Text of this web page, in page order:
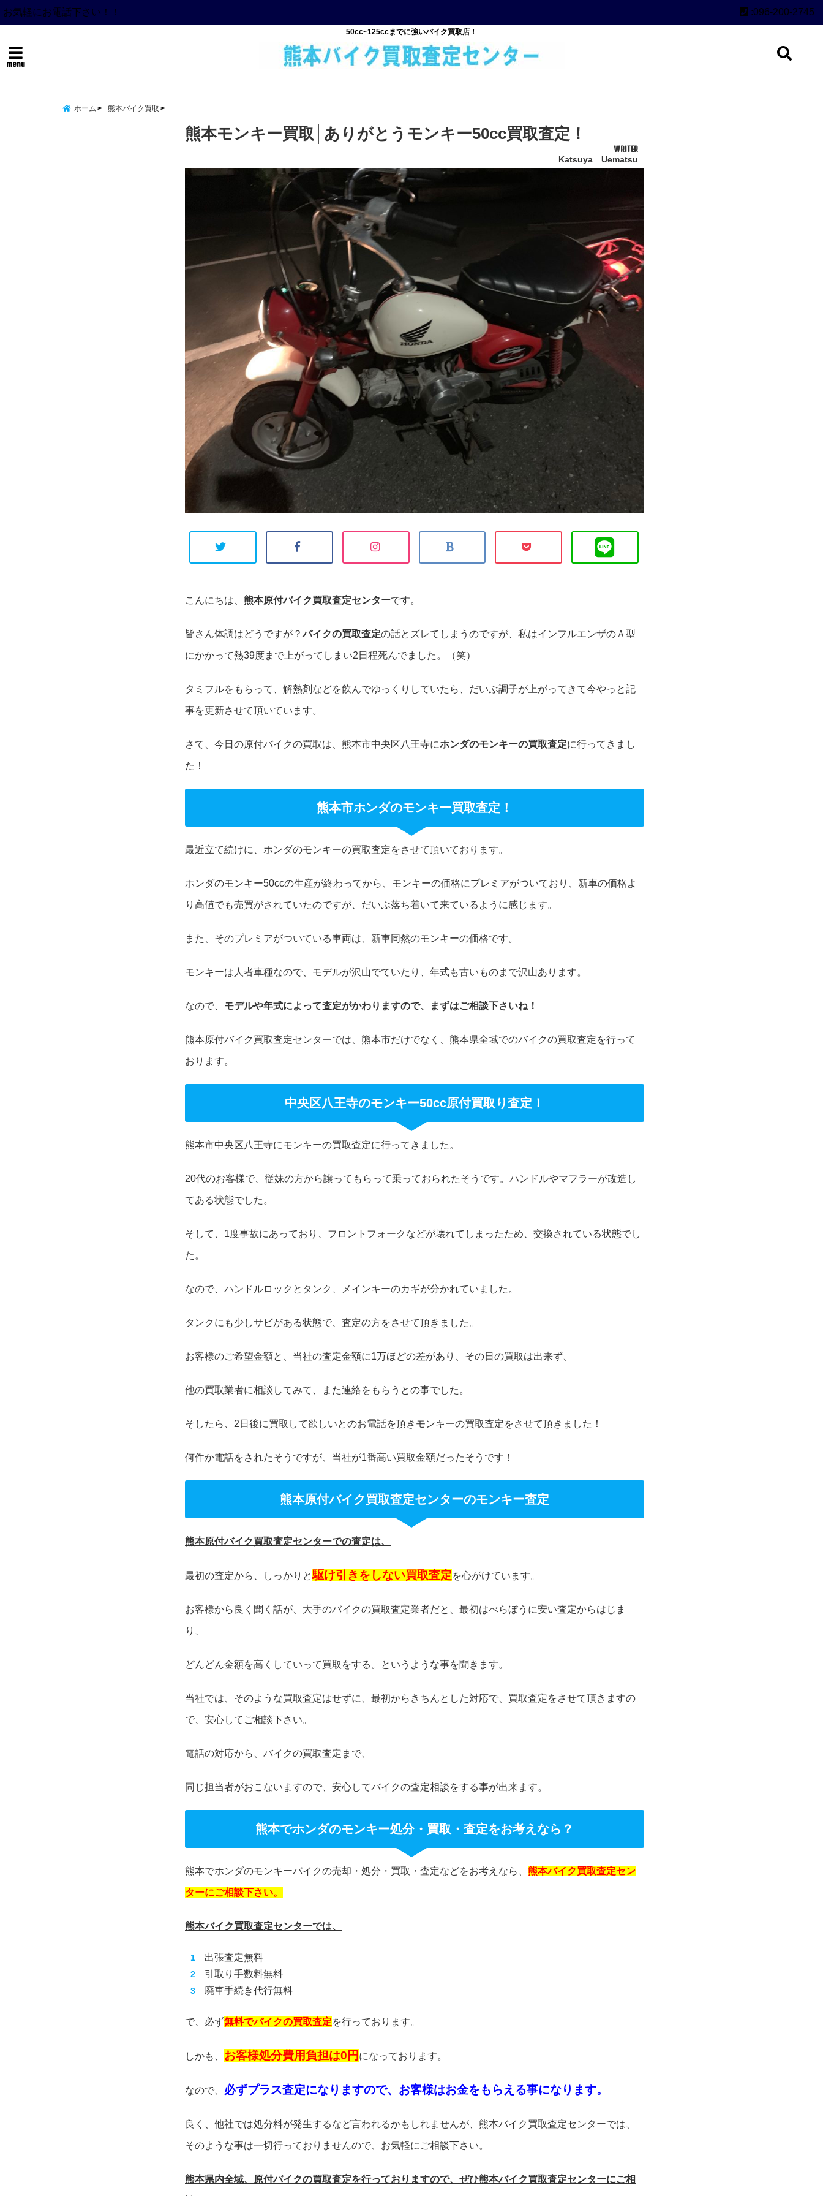
お気軽にお電話下さい！！ :096-200-2745
50cc~125ccまでに強いバイク買取店！
menu
ホーム 熊本バイク買取
熊本モンキー買取│ありがとうモンキー50cc買取査定！
WRITER
Katsuya Uematsu
こんにちは、 熊本原付バイク買取査定センターです。
皆さん体調はどうですが？バイクの買取査定の話とズレてしまうのですが、私はインフルエンザのＡ型
にかかって熱39度まで上がってしまい2日程死んでました。（笑）
タミフルをもらって、解熱剤などを飲んでゆっくりしていたら、だいぶ調子が上がってきて今やっと記
事を更新させて頂いています。
さて、今日の原付バイクの買取は、熊本市中央区八王寺にホンダのモンキーの買取査定に行ってきまし
た！
熊本市ホンダのモンキー買取査定！
最近立て続けに、ホンダのモンキーの買取査定をさせて頂いております。
ホンダのモンキー50ccの生産が終わってから、モンキーの価格にプレミアがついており、新車の価格よ
り高値でも売買がされていたのですが、だいぶ落ち着いて来ているように感じます。
また、そのプレミアがついている車両は、新車同然のモンキーの価格です。
モンキーは人者車種なので、モデルが沢山でていたり、年式も古いものまで沢山あります。
なので、 モデルや年式によって査定がかわりますので、まずはご相談下さいね！
熊本原付バイク買取査定センターでは、熊本市だけでなく、熊本県全域でのバイクの買取査定を行って
おります。
中央区八王寺のモンキー50cc原付買取り査定！
熊本市中央区八王寺にモンキーの買取査定に行ってきました。
20代のお客様で、従妹の方から譲ってもらって乗っておられたそうです。ハンドルやマフラーが改造し
てある状態でした。
そして、1度事故にあっており、フロントフォークなどが壊れてしまったため、交換されている状態でし
た。
なので、ハンドルロックとタンク、メインキーのカギが分かれていました。
タンクにも少しサビがある状態で、査定の方をさせて頂きました。
お客様のご希望金額と、当社の査定金額に1万ほどの差があり、その日の買取は出来ず、
他の買取業者に相談してみて、また連絡をもらうとの事でした。
そしたら、2日後に買取して欲しいとのお電話を頂きモンキーの買取査定をさせて頂きました！
何件か電話をされたそうですが、当社が1番高い買取金額だったそうです！
熊本原付バイク買取査定センターのモンキー査定
熊本原付バイク買取査定センターでの査定は、
最初の査定から、しっかりと駆け引きをしない買取査定を心がけています。
お客様から良く聞く話が、大手のバイクの買取査定業者だと、最初はべらぼうに安い査定からはじま
り、
どんどん金額を高くしていって買取をする。というような事を聞きます。
当社では、そのような買取査定はせずに、最初からきちんとした対応で、買取査定をさせて頂きますの
で、安心してご相談下さい。
電話の対応から、バイクの買取査定まで、
同じ担当者がおこないますので、安心してバイクの査定相談をする事が出来ます。
熊本でホンダのモンキー処分・買取・査定をお考えなら？
熊本でホンダのモンキーバイクの売却・処分・買取・査定などをお考えなら、 熊本バイク買取査定セン
ターにご相談下さい。
熊本バイク買取査定センターでは、
出張査定無料
引取り手数料無料
廃車手続き代行無料
で、必ず無料でバイクの買取査定を行っております。
しかも、 お客様処分費用負担は0円 になっております。
なので、 必ずプラス査定になりますので、お客様はお金をもらえる事になります。
良く、他社では処分料が発生するなど言われるかもしれませんが、熊本バイク買取査定センターでは、
そのような事は一切行っておりませんので、お気軽にご相談下さい。
熊本県内全域、原付バイクの買取査定を行っておりますので、ぜひ熊本バイク買取査定センターにご相